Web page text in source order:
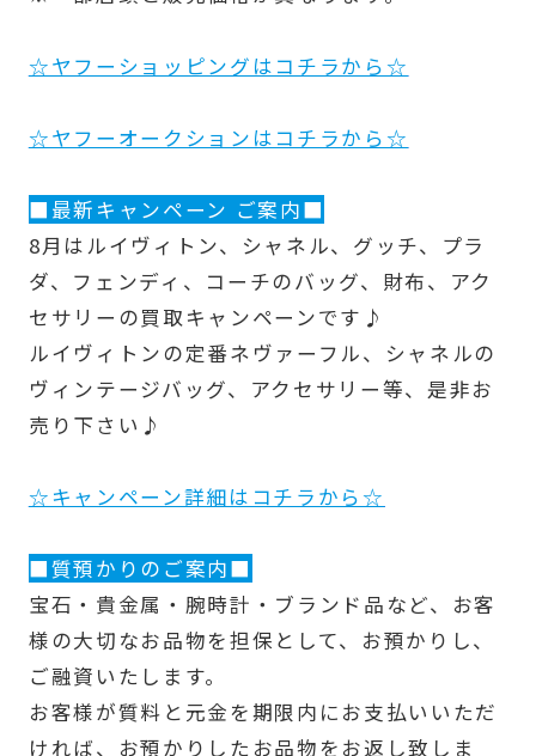
☆ヤフーショッピングはコチラから☆
☆ヤフーオークションはコチラから☆
■最新キャンペーン ご案内■
8月はルイヴィトン、シャネル、グッチ、プラ
ダ、フェンディ、コーチのバッグ、財布、アク
セサリーの買取キャンペーンです♪
ルイヴィトンの定番ネヴァーフル、シャネルの
ヴィンテージバッグ、アクセサリー等、是非お
売り下さい♪
☆キャンペーン詳細はコチラから☆
■質預かりのご案内■
宝石・貴金属・腕時計・ブランド品など、お客
様の大切なお品物を担保として、お預かりし、
ご融資いたします。
お客様が質料と元金を期限内にお支払いいただ
ければ、お預かりしたお品物をお返し致しま